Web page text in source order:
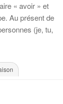
« avoir » et
Au présent de
(je, tu,